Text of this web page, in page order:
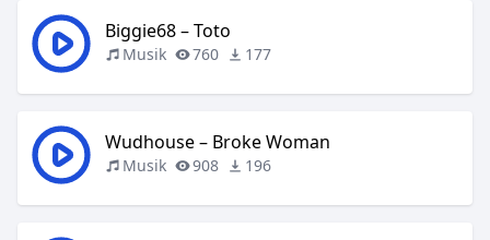
Biggie68 – Toto
Musik 760 177
Wudhouse – Broke Woman
Musik 908 196